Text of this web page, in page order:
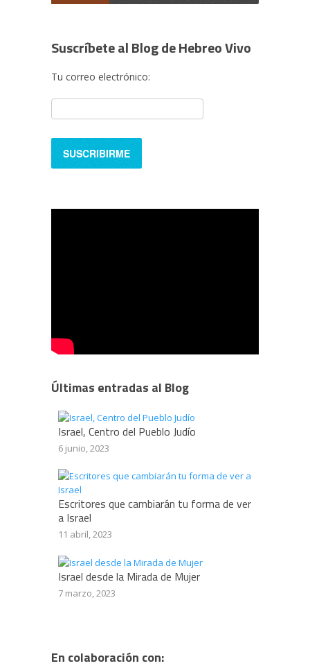
Suscríbete al Blog de Hebreo Vivo
Tu correo electrónico:
Últimas entradas al Blog
Israel, Centro del Pueblo Judío
6 junio, 2023
Escritores que cambiarán tu forma de ver
a Israel
11 abril, 2023
Israel desde la Mirada de Mujer
7 marzo, 2023
En colaboración con: